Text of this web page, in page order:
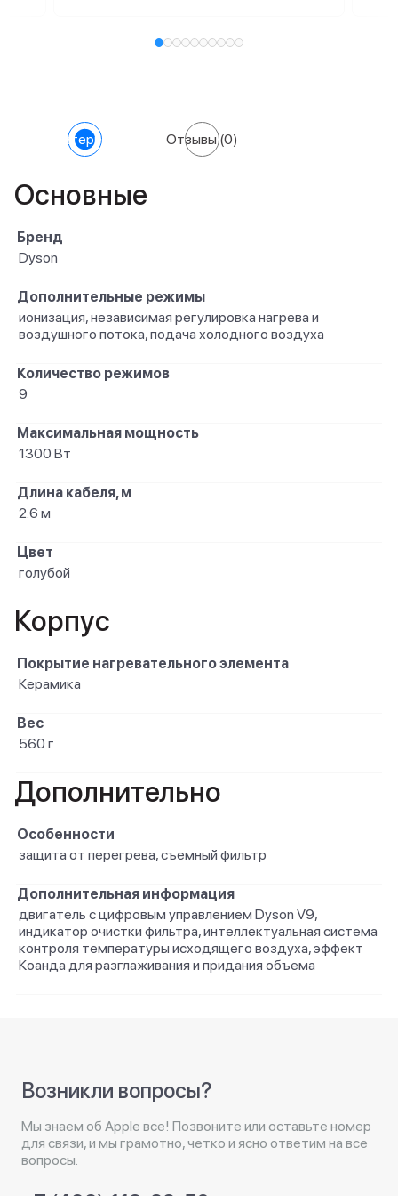
Характеристики Отзывы(0)
Основные
Бренд
Dyson
Дополнительные режимы
ионизация, независимая регулировка нагрева и
воздушного потока, подача холодного воздуха
Количество режимов
9
Максимальная мощность
1300 Вт
Длина кабеля, м
2.6 м
Цвет
голубой
Корпус
Покрытие нагревательного элемента
Керамика
Вес
560 г
Дополнительно
Особенности
защита от перегрева, съемный фильтр
Дополнительная информация
двигатель с цифровым управлением Dyson V9,
индикатор очистки фильтра, интеллектуальная система
контроля температуры исходящего воздуха, эффект
Коанда для разглаживания и придания объема
Возникли вопросы?
Мы знаем об Apple все! Позвоните или оставьте номер
для связи, и мы грамотно, четко и ясно ответим на все
вопросы.